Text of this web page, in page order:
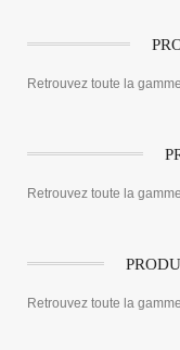
Retrouvez toute la
Retrouvez toute la
Retrouvez toute la